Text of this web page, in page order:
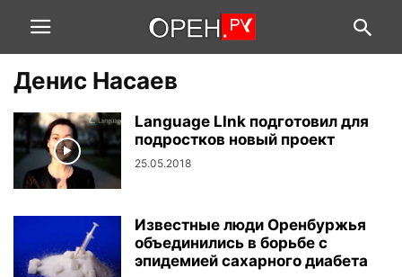
Денис Насаев
Language LInk подготовил для
подростков новый проект
25.05.2018
Известные люди Оренбуржья
объединились в борьбе с
эпидемией сахарного диабета